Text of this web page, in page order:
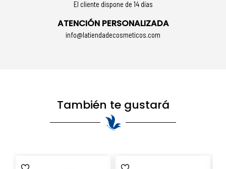
El cliente dispone de 14 días
ATENCIÓN PERSONALIZADA
info@latiendadecosmeticos.com
También te gustará